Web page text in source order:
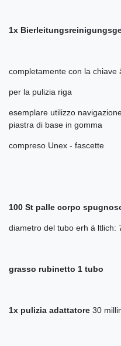
1x
completamente con la chiave
per la pulizia riga
esemplare utilizzo
piastra di base in gomma
compreso Unex - fascette
100 St palle corpo
diametro del tubo erh ä ltlich:
grasso rubinetto 1 tubo
1x pulizia adattatore 30